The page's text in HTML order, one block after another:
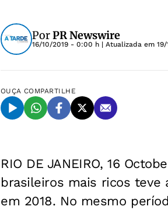
PorPR Newswire
16/10/2019 - 0:00 h | Atualizada em
OUÇA COMPARTILHE
RIO DE JANEIRO, 16
brasileiros mais ricos
em 2018. No mesmo